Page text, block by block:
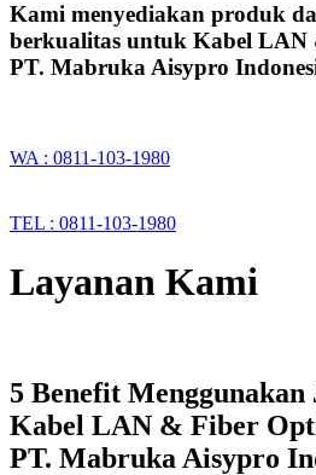
Kami menyediakan produk
berkualitas untuk Kabel
PT. Mabruka Aisypro
WA : 0811-103-1980
TEL : 0811-103-1980
Layanan Kami
5 Benefit Menggunakan
Kabel LAN & Fiber
PT. Mabruka Aisypro